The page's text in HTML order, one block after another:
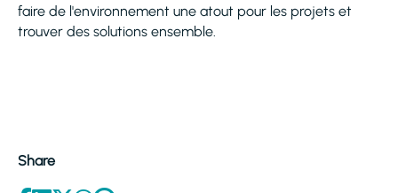
faire de l'environnement une atout pour les projets et
trouver des solutions ensemble.
Share